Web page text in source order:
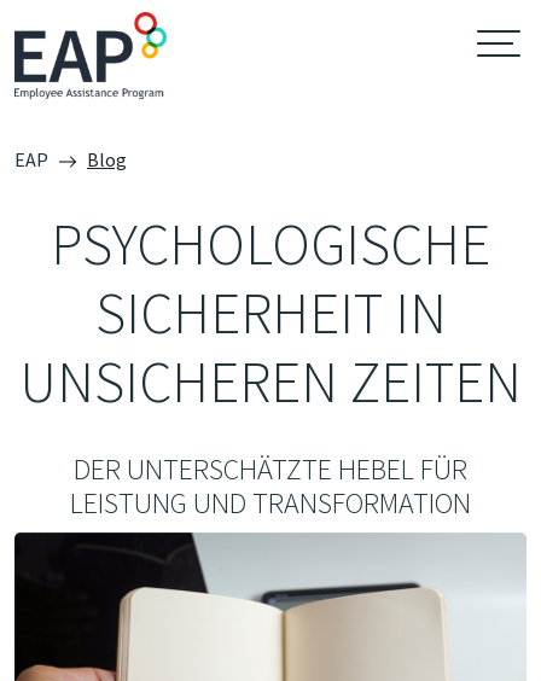
EAP Blog
PSYCHOLOGISCHE
SICHERHEIT IN
UNSICHEREN ZEITEN
DER UNTERSCHÄTZTE HEBEL FÜR
LEISTUNG UND TRANSFORMATION